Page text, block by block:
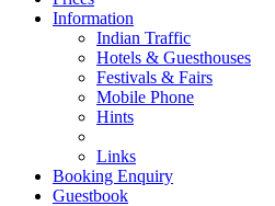
Information
Indian Traffic
Hotels & Guesthouses
Festivals & Fairs
Mobile Phone
Hints
Links
Booking Enquiry
Guestbook